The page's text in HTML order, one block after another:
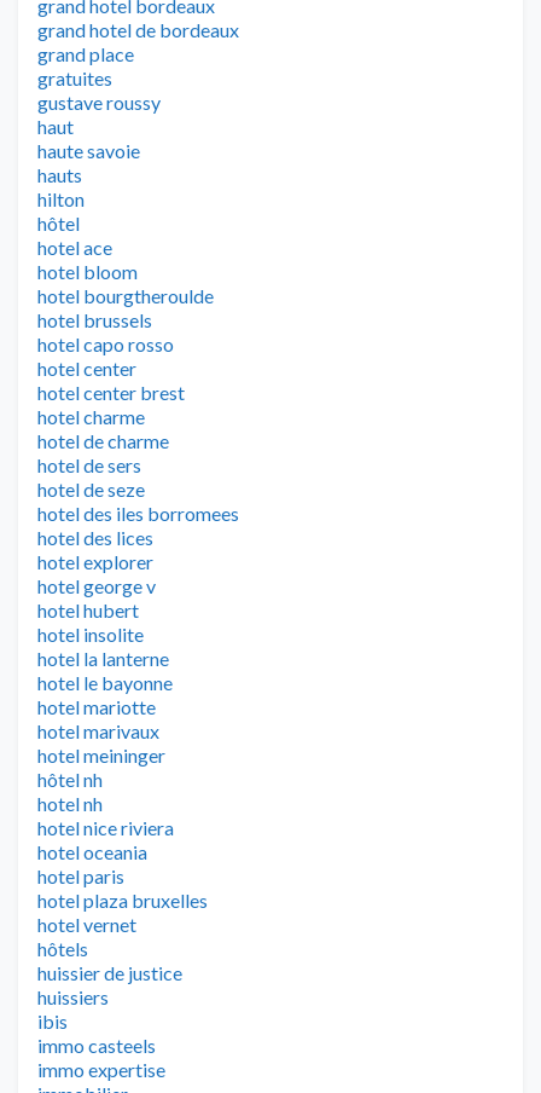
grand hotel bordeaux
grand hotel de bordeaux
grand place
gratuites
gustave roussy
haut
haute savoie
hauts
hilton
hôtel
hotel ace
hotel bloom
hotel bourgtheroulde
hotel brussels
hotel capo rosso
hotel center
hotel center brest
hotel charme
hotel de charme
hotel de sers
hotel de seze
hotel des iles borromees
hotel des lices
hotel explorer
hotel george v
hotel hubert
hotel insolite
hotel la lanterne
hotel le bayonne
hotel mariotte
hotel marivaux
hotel meininger
hôtel nh
hotel nh
hotel nice riviera
hotel oceania
hotel paris
hotel plaza bruxelles
hotel vernet
hôtels
huissier de justice
huissiers
ibis
immo casteels
immo expertise